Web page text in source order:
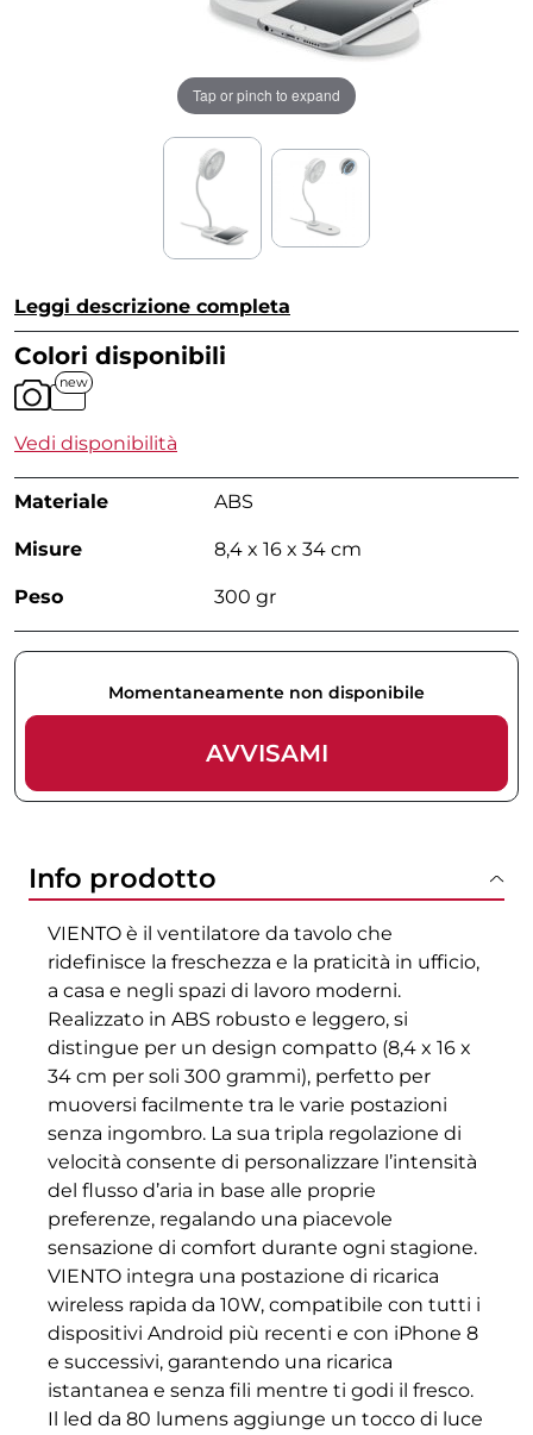
Tap or pinch to expand
Leggi descrizione completa
Colori disponibili
new
Vedi disponibilità
Materiale ABS
Misure 8,4 x 16 x 34 cm
Peso 300 gr
Momentaneamente non disponibile
AVVISAMI
Info prodotto
VIENTO è il ventilatore da tavolo che
ridefinisce la freschezza e la praticità in ufficio,
a casa e negli spazi di lavoro moderni.
Realizzato in ABS robusto e leggero, si
distingue per un design compatto (8,4 x 16 x
34 cm per soli 300 grammi), perfetto per
muoversi facilmente tra le varie postazioni
senza ingombro. La sua tripla regolazione di
velocità consente di personalizzare l’intensità
del flusso d’aria in base alle proprie
preferenze, regalando una piacevole
sensazione di comfort durante ogni stagione.
VIENTO integra una postazione di ricarica
wireless rapida da 10W, compatibile con tutti i
dispositivi Android più recenti e con iPhone 8
e successivi, garantendo una ricarica
istantanea e senza fili mentre ti godi il fresco.
Il led da 80 lumens aggiunge un tocco di luce